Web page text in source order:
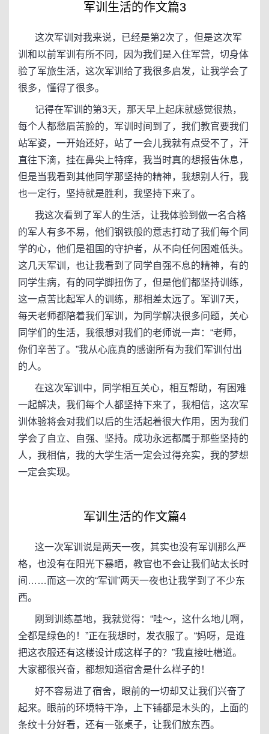
军训生活的作文篇3
这次军训对我来说，已经是第2次了，但是这次军
训和以前军训有所不同，因为我们是入住军营，切身体
验了军旅生活，这次军训给了我很多启发，让我学会了
很多，懂得了很多。
记得在军训的第3天，那天早上起床就感觉很热，
每个人都愁眉苦脸的，军训时间到了，我们教官要我们
站军姿，一开始还好，站了一会儿我就有点受不了，汗
直往下滴，挂在鼻尖上特痒，我当时真的想报告休息，
但是当我看到其他同学那坚持的精神，我想别人行，我
也一定行，坚持就是胜利，我坚持下来了。
我这次看到了军人的生活，让我体验到做一名合格
的军人有多不易，他们钢铁般的意志打动了我们每个同
学的心，他们是祖国的守护者，从不向任何困难低头。
这几天军训，也让我看到了同学自强不息的精神，有的
同学生病，有的同学脚扭伤了，但是他们都坚持训练，
这一点苦比起军人的训练，那相差太远了。军训7天，
每天老师都陪着我们军训，为同学解决很多问题，关心
同学们的生活，我很想对我们的老师说一声：“老师，
你们辛苦了。”我从心底真的感谢所有为我们军训付出
的人。
在这次军训中，同学相互关心，相互帮助，有困难
一起解决，我们每个人都坚持下来了，我相信，这次军
训体验将会对我们以后的生活起着很大作用，因为我们
学会了自立、自强、坚持。成功永远都属于那些坚持的
人，我相信，我的大学生活一定会过得充实，我的梦想
一定会实现。
军训生活的作文篇4
这一次军训说是两天一夜，其实也没有军训那么严
格，也没有在阳光下暴晒，教官也不会让我们站太长时
间……而这一次的“军训”两天一夜也让我学到了不少东
西。
刚到训练基地，我就觉得：“哇～，这什么地儿啊，
全都是绿色的！”正在我想时，发衣服了。“妈呀，是谁
把这衣服还有这楼设计成这样子的？”我直接吐槽道。
大家都很兴奋，都想知道宿舍是什么样子的！
好不容易进了宿舍，眼前的一切却又让我们兴奋了
起来。眼前的环境特干净，上下铺都是木头的，上面的
条纹十分好看，还有一张桌子，让我们放东西。